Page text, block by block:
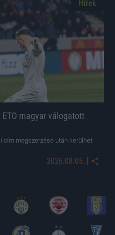
Hírek
magyar válogatott
cím megszerzése után kerülhet
2026.08.05. |